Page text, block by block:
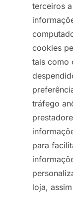
terceiros
cookies
tais como
tráfego
para
loja,